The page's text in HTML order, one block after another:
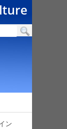
ン